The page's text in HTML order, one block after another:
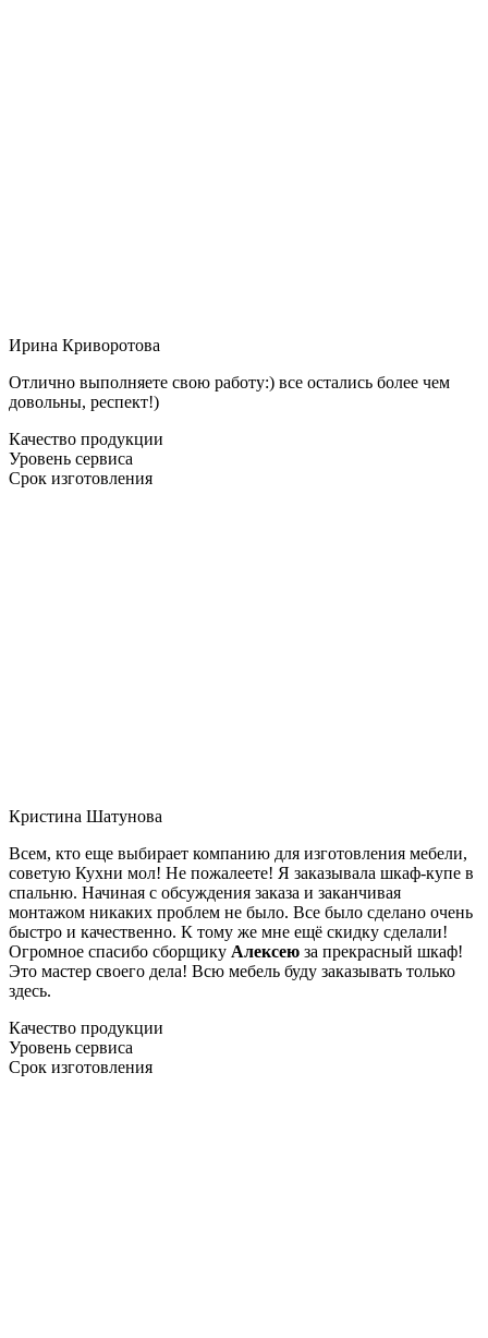
Ирина Криворотова
Отлично выполняете свою работу:) все остались более чем
довольны, респект!)
Качество продукции
Уровень сервиса
Срок изготовления
Кристина Шатунова
Всем, кто еще выбирает компанию для изготовления мебели,
советую Кухни мол! Не пожалеете! Я заказывала шкаф-купе в
спальню. Начиная с обсуждения заказа и заканчивая
монтажом никаких проблем не было. Все было сделано очень
быстро и качественно. К тому же мне ещё скидку сделали!
Огромное спасибо сборщику Алексею за прекрасный шкаф!
Это мастер своего дела! Всю мебель буду заказывать только
здесь.
Качество продукции
Уровень сервиса
Срок изготовления